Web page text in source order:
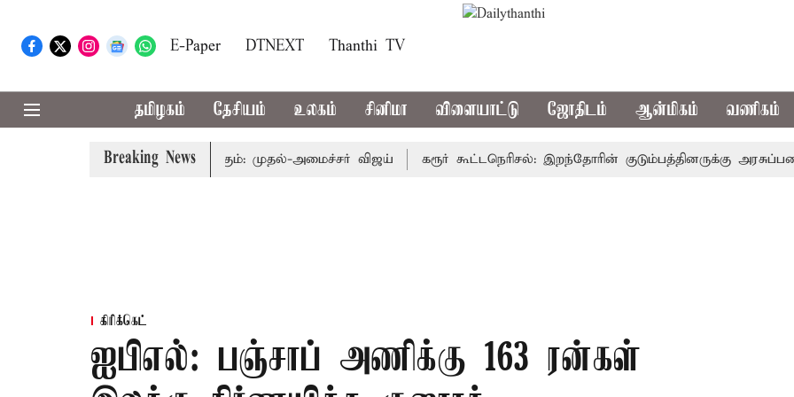
E-Paper DTNEXT Thanthi TV
தமிழகம் தேசியம் உலகம் சினிமா விளையாட்டு ஜோதிடம் ஆன்மிகம் வணிகம்
Breaking News
தொகுதி மறுவரையறை பாதிக்கும்: முதல்-அமைச்சர் விஜய் கரூர் கூட்டநெரிசல்: இறந்தோரின் குடும்பத்தினருக்கு அரசுப்பணி
கிரிக்கெட்
ஐபிஎல்: பஞ்சாப் அணிக்கு 163 ரன்கள்